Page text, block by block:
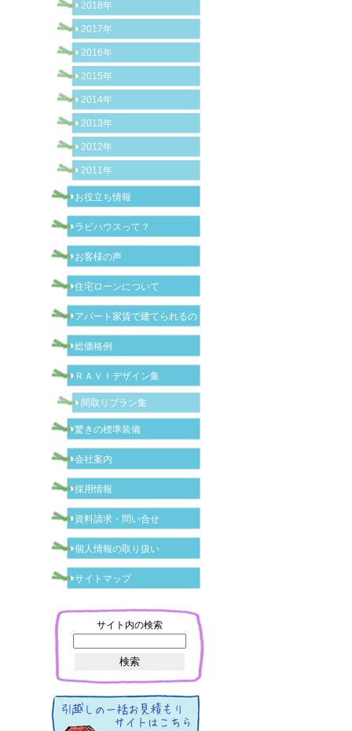
2018年
2017年
2016年
2015年
2014年
2013年
2012年
2011年
お役立ち情報
ラビハウスって？
お客様の声
住宅ローンについて
アパート家賃で建てられるの？
総価格例
ＲＡＶＩデザイン集
間取りプラン集
驚きの標準装備
会社案内
採用情報
資料請求・問い合せ
個人情報の取り扱い
サイトマップ
サイト内の検索